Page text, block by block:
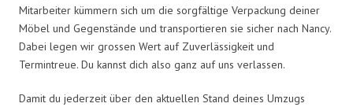
Mitarbeiter kümmern sich um die sorgfältige Verpackung deiner
Möbel und Gegenstände und transportieren sie sicher nach Nancy.
Dabei legen wir grossen Wert auf Zuverlässigkeit und
Termintreue. Du kannst dich also ganz auf uns verlassen.
Damit du jederzeit über den aktuellen Stand deines Umzugs